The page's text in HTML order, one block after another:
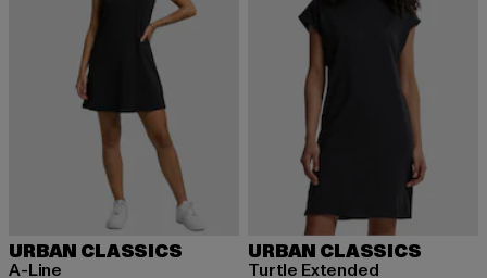
URBAN CLASSICS
A-Line
URBAN CLASSICS
Turtle Extended